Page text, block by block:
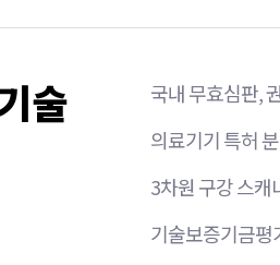
술
국내 무효심판,
의료기기 특허
3차원 구강 스캐
기술보증기금평